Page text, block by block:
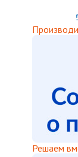
Решаем